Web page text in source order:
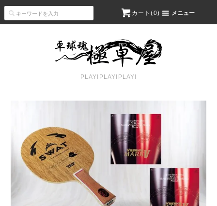
カート(0) メニュー
PLAY!PLAY!PLAY!